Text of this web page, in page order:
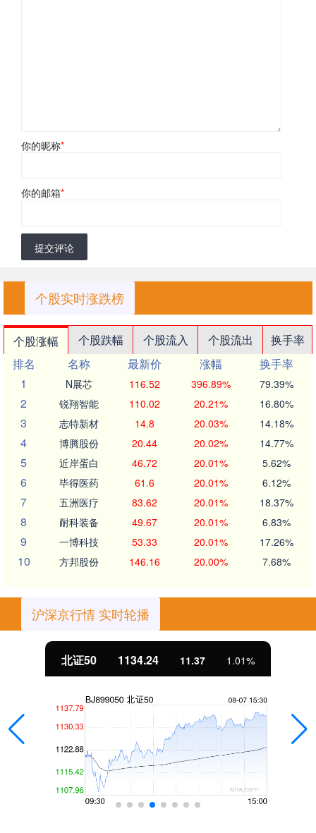
你的昵称*
你的邮箱*
提交评论
个股实时涨跌榜
个股涨幅 个股跌幅 个股流入 个股流出
换手率
排名
名称 最新价 涨幅
换手率
1
N展芯 116.52 396.89% 79.39%
2 锐翔智能 110.02 20.21% 16.80%
3 志特新材 14.8 20.03% 14.18%
4 博腾股份 20.44 20.02% 14.77%
5 近岸蛋白 46.72 20.01% 5.62%
6 毕得医药 61.6 20.01% 6.12%
7 五洲医疗 83.62 20.01% 18.37%
8 耐科装备 49.67 20.01% 6.83%
9 一博科技 53.33 20.01% 17.26%
10 方邦股份 146.16 20.00% 7.68%
沪深京行情 实时轮播
北证50 1134.24 11.37 1.01%